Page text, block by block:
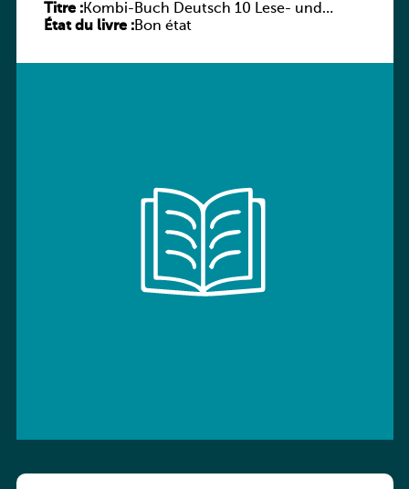
Titre :Kombi-Buch Deutsch 10 Lese- und
Sprachbuch
État du livre :Bon état